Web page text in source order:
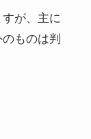
が、主に
ものは判